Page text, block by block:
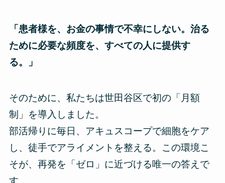
「患者様を、お金の事情で不幸にしない。治る
ために必要な頻度を、すべての人に提供す
る。」
そのために、私たちは世田谷区で初の「月額
制」を導入しました。
部活帰りに毎日、アキュスコープで細胞をケア
し、徒手でアライメントを整える。この環境こ
そが、再発を「ゼロ」に近づける唯一の答えで
す。